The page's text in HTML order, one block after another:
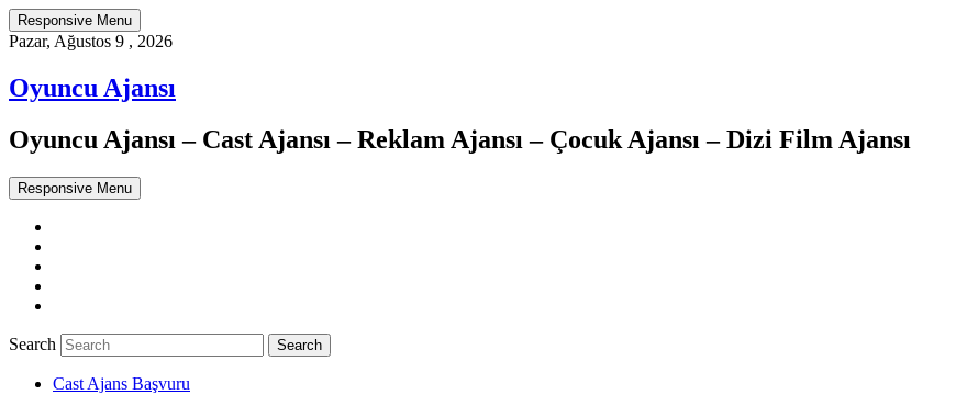
Responsive Menu
Pazar, Ağustos 9 , 2026
Oyuncu Ajansı
Oyuncu Ajansı – Cast Ajansı – Reklam Ajansı – Çocuk Ajansı – Dizi Film Ajansı
Responsive Menu
Search
Cast Ajans Başvuru